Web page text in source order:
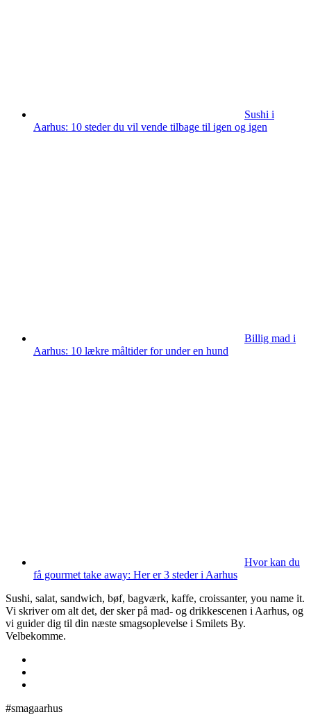
Sushi i
Aarhus: 10 steder du vil vende tilbage til igen og igen
Billig mad i
Aarhus: 10 lækre måltider for under en hund
Hvor kan du
få gourmet take away: Her er 3 steder i Aarhus
Sushi, salat, sandwich, bøf, bagværk, kaffe, croissanter, you name it.
Vi skriver om alt det, der sker på mad- og drikkescenen i Aarhus, og
vi guider dig til din næste smagsoplevelse i Smilets By.
Velbekomme.
#smagaarhus